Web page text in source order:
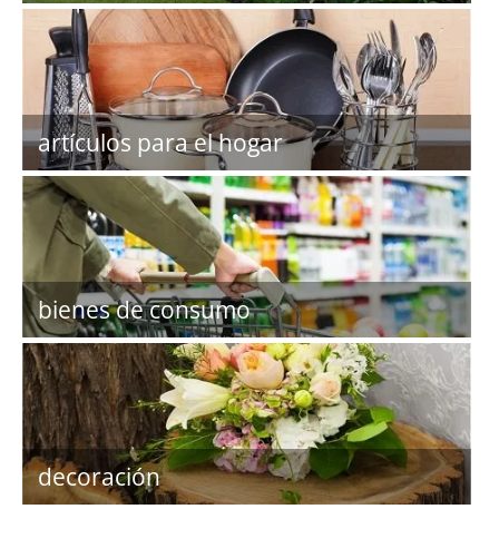
artículos para el hogar
bienes de consumo
decoración